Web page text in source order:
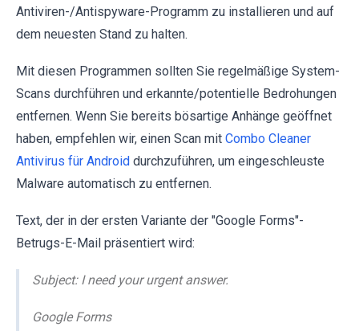
Antiviren-/Antispyware-Programm zu installieren und auf
dem neuesten Stand zu halten.
Mit diesen Programmen sollten Sie regelmäßige System-
Scans durchführen und erkannte/potentielle Bedrohungen
entfernen. Wenn Sie bereits bösartige Anhänge geöffnet
haben, empfehlen wir, einen Scan mit Combo Cleaner
Antivirus für Android durchzuführen, um eingeschleuste
Malware automatisch zu entfernen.
Text, der in der ersten Variante der "Google Forms"-
Betrugs-E-Mail präsentiert wird:
Subject: I need your urgent answer.
Google Forms